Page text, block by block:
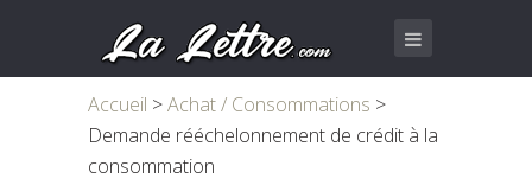
Accueil >Achat / Consommations >
Demande rééchelonnement de crédit à la
consommation